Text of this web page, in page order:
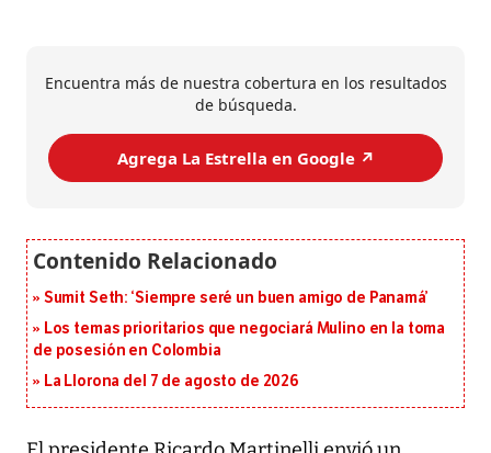
Encuentra más de nuestra cobertura en los resultados
de búsqueda.
Agrega La Estrella en Google ↗️
Sumit Seth: ‘Siempre seré un buen amigo de Panamá’
Los temas prioritarios que negociará Mulino en la toma
de posesión en Colombia
La Llorona del 7 de agosto de 2026